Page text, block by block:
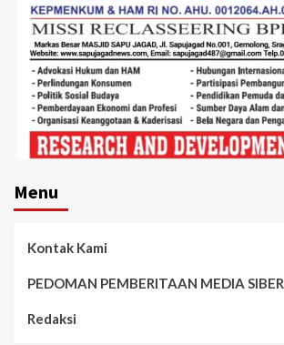
Menu
Kontak Kami
PEDOMAN PEMBERITAAN MEDIA SIBER
Redaksi